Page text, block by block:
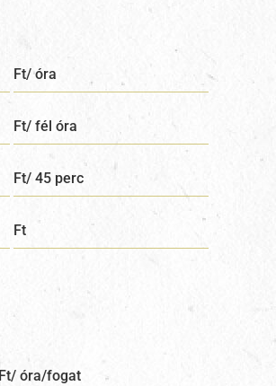
Ft/ óra
Ft/ fél óra
Ft/ 45 perc
Ft
Ft/ óra/fogat